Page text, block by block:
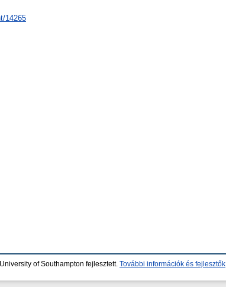
14265
, University of Southampton fejlesztett. További információk és fejlesztők